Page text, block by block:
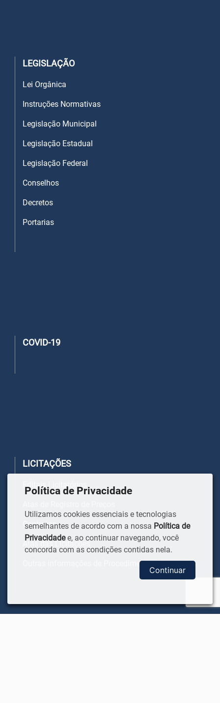
LEGISLAÇÃO
Lei Orgânica
Instruções Normativas
Legislação Municipal
Legislação Estadual
Legislação Federal
Conselhos
Decretos
Portarias
COVID-19
LICITAÇÕES
Editais Licitatórios
Contratos
Atas das Licitações
Outras informações de Procedimentos Licitatórios
Política de Privacidade
Utilizamos cookies essenciais e tecnologias
semelhantes de acordo com a nossa Política de
Privacidadee, ao continuar navegando, você
concorda com as condições contidas nela.
Continuar